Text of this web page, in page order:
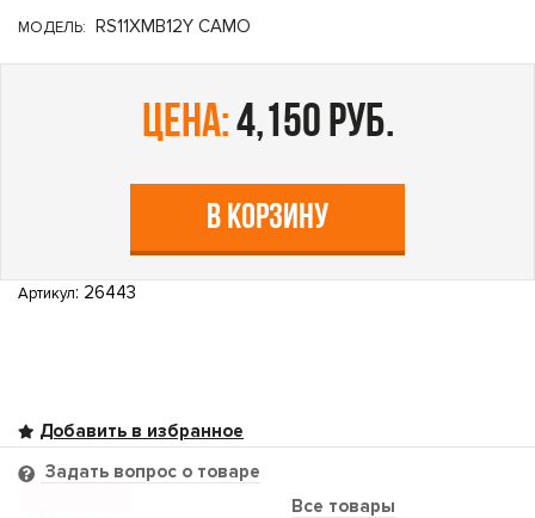
МОДЕЛЬ: RS11XMB12Y CAMO
цена:4,150 руб.
В КОРЗИНУ
Артикул: 26443
Все товары
Задать вопрос о товаре